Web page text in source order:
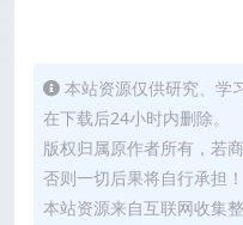
本站资源仅供研究、学
在下载后24小时内删除。
版权归属原作者所有，若
否则一切后果将自行承担！
本站资源来自互联网收集